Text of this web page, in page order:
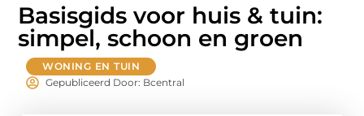
Basisgids voor huis & tuin:
simpel, schoon en groen
WONING EN TUIN
Gepubliceerd Door: Bcentral